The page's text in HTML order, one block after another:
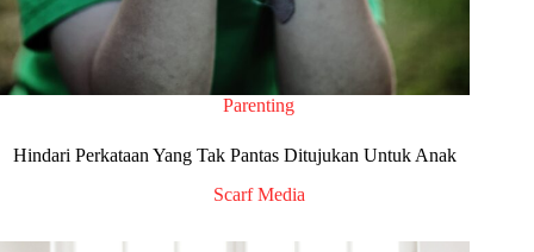
Parenting
Hindari Perkataan Yang Tak Pantas Ditujukan Untuk Anak
Scarf Media